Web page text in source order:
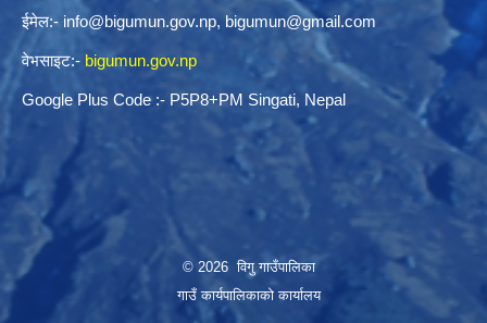
ईमेल:- info@bigumun.gov.np, bigumun@gmail.com
वेभसाइट:- bigumun.gov.np
Google Plus Code :- P5P8+PM Singati, Nepal
© 2026 विगु गाउँपालिका
गाउँ कार्यपालिकाको कार्यालय